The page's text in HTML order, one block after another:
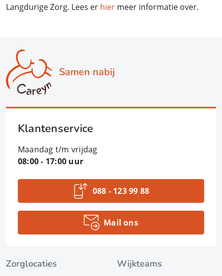
Langdurige Zorg. Lees er hier meer informatie over.
Samen nabij
Klantenservice
Maandag t/m vrijdag
08:00 - 17:00 uur
088 - 123 99 88
Mail ons
Zorglocaties Wijkteams